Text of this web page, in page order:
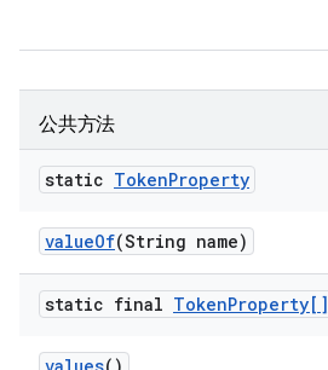
公共方法
static TokenProperty
valueOf(String name)
static final TokenProperty[]